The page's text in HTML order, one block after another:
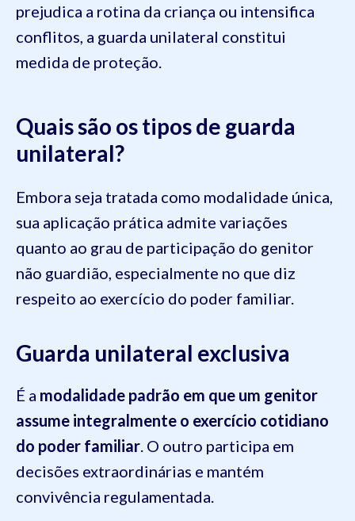
prejudica a rotina da criança ou intensifica
conflitos, a guarda unilateral constitui
medida de proteção.
Quais são os tipos de guarda
unilateral?
Embora seja tratada como modalidade única,
sua aplicação prática admite variações
quanto ao grau de participação do genitor
não guardião, especialmente no que diz
respeito ao exercício do poder familiar.
Guarda unilateral exclusiva
É a modalidade padrão em que um genitor
assume integralmente o exercício cotidiano
do poder familiar . O outro participa em
decisões extraordinárias e mantém
convivência regulamentada.